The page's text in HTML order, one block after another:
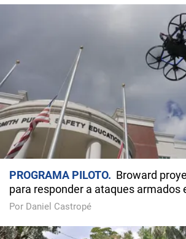
PROGRAMA PILOTO
Broward
para responder a ataques armados
Por Daniel Castropé